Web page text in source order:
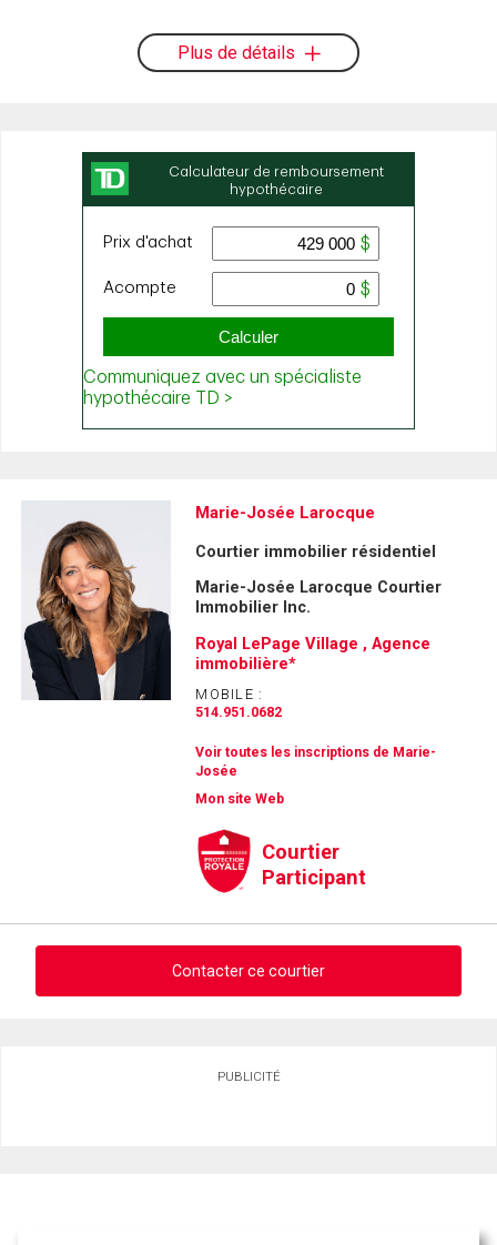
Plus de détails
Marie-Josée Larocque
Courtier immobilier résidentiel
Marie-Josée Larocque Courtier
Immobilier Inc.
Royal LePage Village , Agence
immobilière*
MOBILE :
514.951.0682
Voir toutes les inscriptions de Marie-
Josée
Mon site Web
Courtier
Participant
Contacter ce courtier
PUBLICITÉ